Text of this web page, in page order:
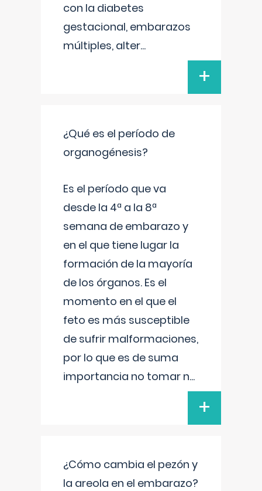
con la diabetes
gestacional, embarazos
múltiples, alter...
+
¿Qué es el período de
organogénesis?
Es el período que va
desde la 4ª a la 8ª
semana de embarazo y
en el que tiene lugar la
formación de la mayoría
de los órganos. Es el
momento en el que el
feto es más susceptible
de sufrir malformaciones,
por lo que es de suma
importancia no tomar n...
+
¿Cómo cambia el pezón y
la areola en el embarazo?